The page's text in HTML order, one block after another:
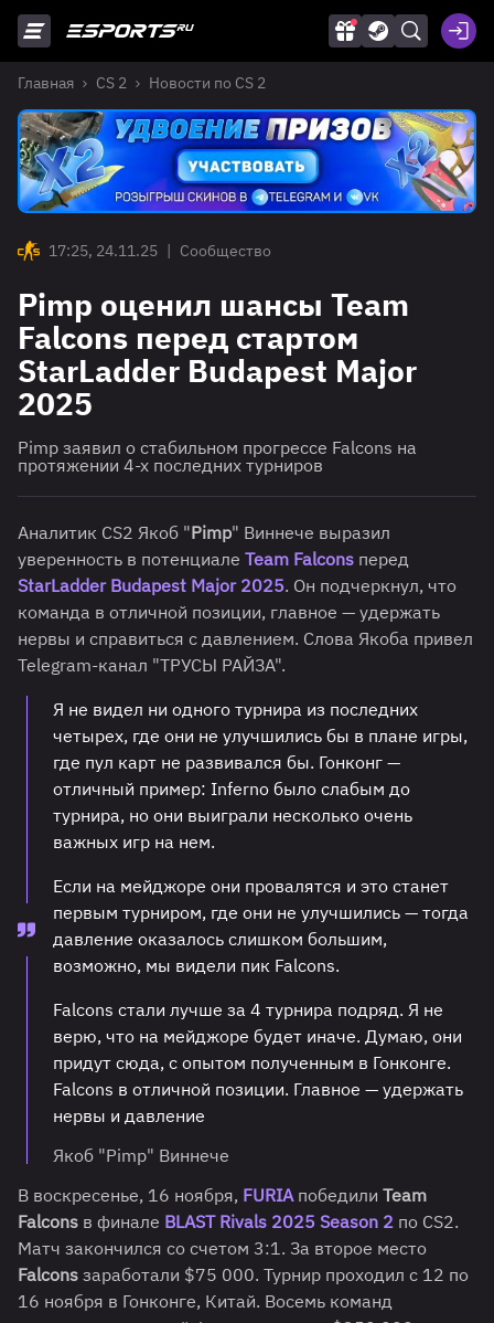
Главная CS 2 Новости по CS 2
17:25, 24.11.25 | Сообщество
Pimp оценил шансы Team
Falcons перед стартом
StarLadder Budapest Major
2025
Pimp заявил о стабильном прогрессе Falcons на
протяжении 4-х последних турниров
Аналитик CS2 Якоб "Pimp" Виннече выразил
уверенность в потенциале Team Falcons перед
StarLadder Budapest Major 2025. Он подчеркнул, что
команда в отличной позиции, главное — удержать
нервы и справиться с давлением. Слова Якоба привел
Telegram-канал "ТРУСЫ РАЙЗА".
Я не видел ни одного турнира из последних
четырех, где они не улучшились бы в плане игры,
где пул карт не развивался бы. Гонконг —
отличный пример: Inferno было слабым до
турнира, но они выиграли несколько очень
важных игр на нем.
Если на мейджоре они провалятся и это станет
первым турниром, где они не улучшились — тогда
давление оказалось слишком большим,
возможно, мы видели пик Falcons.
Falcons стали лучше за 4 турнира подряд. Я не
верю, что на мейджоре будет иначе. Думаю, они
придут сюда, с опытом полученным в Гонконге.
Falcons в отличной позиции. Главное — удержать
нервы и давление
Якоб "Pimp" Виннече
В воскресенье, 16 ноября, FURIAпобедили Team
Falcons в финале BLAST Rivals 2025 Season 2 по CS2.
Матч закончился со счетом 3:1. За второе место
Falcons заработали $75 000. Турнир проходил с 12 по
16 ноября в Гонконге, Китай. Восемь команд